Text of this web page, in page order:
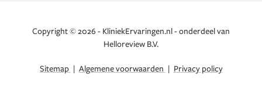
Copyright © 2026 - KliniekErvaringen.nl - onderdeel van
Helloreview B.V.
Sitemap | Algemene voorwaarden | Privacy policy